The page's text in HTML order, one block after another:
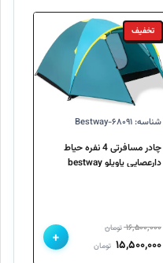
تخفیف
شناسه: Bestway-۶۸۰۹۱
چادر مسافرتی 4 نفره حیاط
دارعصایی پاویلو bestway
۱۶,۵۰۰,۰۰۰ تومان
قیمت
۱۵,۵۰۰,۰۰۰ تومانقیمت
+